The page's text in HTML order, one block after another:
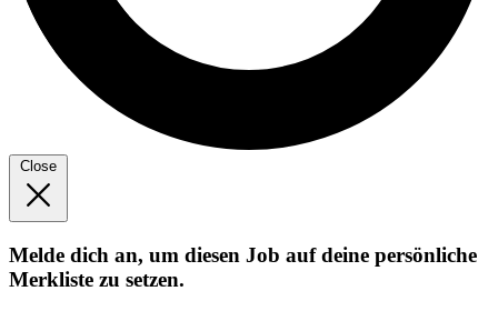
Close
Melde dich an, um diesen Job auf deine persönliche
Merkliste zu setzen.